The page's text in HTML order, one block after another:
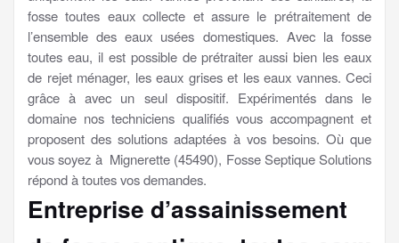
fosse toutes eaux collecte et assure le prétraitement de
l’ensemble des eaux usées domestiques. Avec la fosse
toutes eau, il est possible de prétraiter aussi bien les eaux
de rejet ménager, les eaux grises et les eaux vannes. Ceci
grâce à avec un seul dispositif. Expérimentés dans le
domaine nos techniciens qualifiés vous accompagnent et
proposent des solutions adaptées à vos besoins. Où que
vous soyez à Mignerette (45490), Fosse Septique Solutions
répond à toutes vos demandes.
Entreprise d’assainissement